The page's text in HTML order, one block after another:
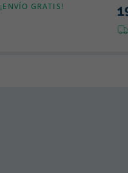
¡ENVÍO GRATIS!